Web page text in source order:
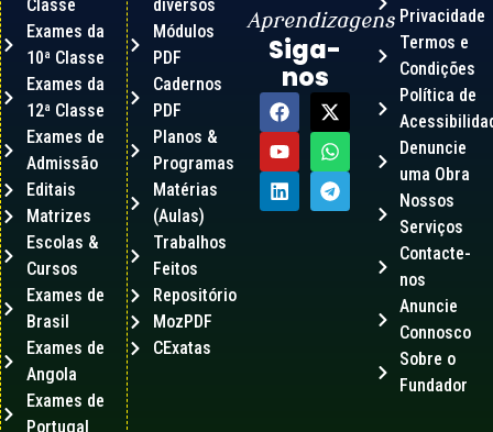
Aprendizagens
Siga-
nos
Privacidade
Termos e
Condições
Política de
Denuncie
uma Obra
Nossos
Serviços
Contacte-
nos
Anuncie
Connosco
Sobre o
Fundador
Classe
Exames da
10ª Classe
Exames da
12ª Classe
Exames de
Admissão
Editais
Matrizes
Escolas &
Cursos
Exames de
Brasil
Exames de
Angola
Exames de
Portugal
diversos
Módulos
PDF
Cadernos
PDF
Planos &
Programas
Matérias
(Aulas)
Trabalhos
Feitos
Repositório
MozPDF
CExatas